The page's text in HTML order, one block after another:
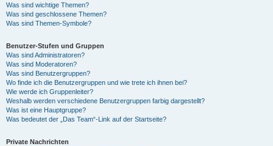
Was sind wichtige Themen?
Was sind geschlossene Themen?
Was sind Themen-Symbole?
Benutzer-Stufen und Gruppen
Was sind Administratoren?
Was sind Moderatoren?
Was sind Benutzergruppen?
Wo finde ich die Benutzergruppen und wie trete ich ihnen bei?
Wie werde ich Gruppenleiter?
Weshalb werden verschiedene Benutzergruppen farbig dargestellt?
Was ist eine Hauptgruppe?
Was bedeutet der „Das Team“-Link auf der Startseite?
Private Nachrichten